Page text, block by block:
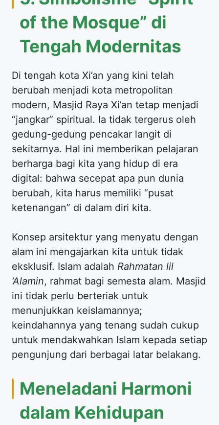
of the Mosque” di
Tengah Modernitas
Di tengah kota Xi’an yang kini telah
berubah menjadi kota metropolitan
modern, Masjid Raya Xi’an tetap menjadi
“jangkar” spiritual. Ia tidak tergerus oleh
gedung-gedung pencakar langit di
sekitarnya. Hal ini memberikan pelajaran
berharga bagi kita yang hidup di era
digital: bahwa secepat apa pun dunia
berubah, kita harus memiliki “pusat
ketenangan” di dalam diri kita.
Konsep arsitektur yang menyatu dengan
alam ini mengajarkan kita untuk tidak
eksklusif. Islam adalah Rahmatan lil
‘Alamin, rahmat bagi semesta alam. Masjid
ini tidak perlu berteriak untuk
menunjukkan keislamannya;
keindahannya yang tenang sudah cukup
untuk mendakwahkan Islam kepada setiap
pengunjung dari berbagai latar belakang.
Meneladani Harmoni
dalam Kehidupan